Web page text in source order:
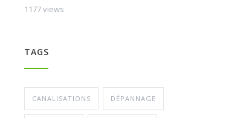
1177 views
TAGS
CANALISATIONS DÉPANNAGE